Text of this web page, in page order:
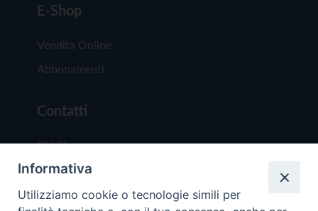
E-Shop
Vendita Online
Abbonamenti
Contatti
Chi Siamo
Redazione
Scrivici
Informativa
Utilizziamo cookie o tecnologie simili per